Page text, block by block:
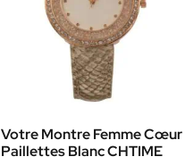
Votre Montre Femme Cœur
Paillettes Blanc CHTIME